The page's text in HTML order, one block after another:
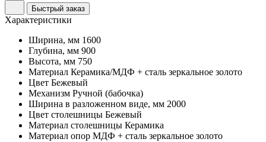
Быстрый заказ
Характеристики
Ширина, мм 1600
Глубина, мм 900
Высота, мм 750
Материал Керамика/МДФ + сталь зеркальное золото
Цвет Бежевый
Механизм Ручной (бабочка)
Ширина в разложенном виде, мм 2000
Цвет столешницы Бежевый
Материал столешницы Керамика
Материал опор МДФ + сталь зеркальное золото